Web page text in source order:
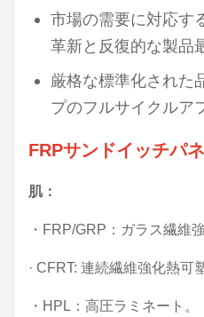
市場の需要に対応す
革新と反復的な製品
厳格な標準化された
プのフルサイクルア
FRPサンドイッチパ
肌：
・FRP/GRP：ガラス繊維
· CFRT: 連続繊維強化熱可
・HPL：高圧ラミネート。